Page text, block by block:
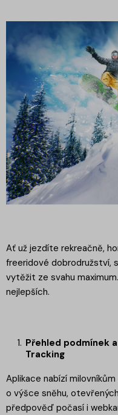
Ať už jezdíte rekreačně,
freeridové dobrodružství,
vytěžit ze svahu
nejlepších.
Přehled podmínek
Tracking
Aplikace nabízí
o výšce sněhu,
předpověď počasí i